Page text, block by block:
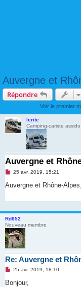
Auvergne et
Répondre
Voir le premier
lerite
Camping-cariste assidu
Auvergne et
M
s
g
n
o
n
l
u
25 avr. 2019, 15:21
Auvergne et Rhône-Alpes,
Rd652
Nouveau membre
Re: Auvergne et
M
s
25 avr. 2019, 18:10
Bonjour,